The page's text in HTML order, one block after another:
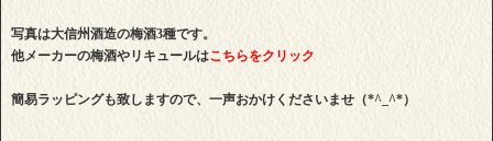
写真は大信州酒造の梅酒3種です。
他メーカーの梅酒やリキュールはこちらをクリック
簡易ラッピングも致しますので、一声おかけくださいませ（*^_^*）